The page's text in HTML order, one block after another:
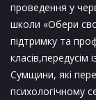
проведення у
школи «Обери
підтримку та
Сумщини, які
психологічному